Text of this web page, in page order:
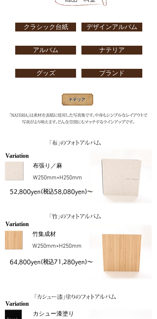
クラシック台紙 デザインアルバム
アルバム ナテリア
グッズ ブランド
ial
Spec
カシュー漆塗り
Variation
Variation
Variation
竹集成材
W250mm×H250mm
布張り／麻
W250mm×H250mm
​52,800yen(税込58,080yen)～
64,800yen(税込71,280yen)～